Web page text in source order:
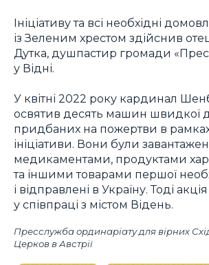
Ініціативу та всі необхідні
із Зеленим хрестом здійснив
Дутка, душпастир громади
у Відні.
У квітні 2022 року кардинал
освятив десять машин швидкої
придбаних на пожертви в
ініціативи. Вони були
медикаментами, продуктами
та іншими товарами першої
і відправлені в Україну. Тоді
у співпраці з містом Відень.
Пресслужба ординаріату для вірних
Церков в Австрії